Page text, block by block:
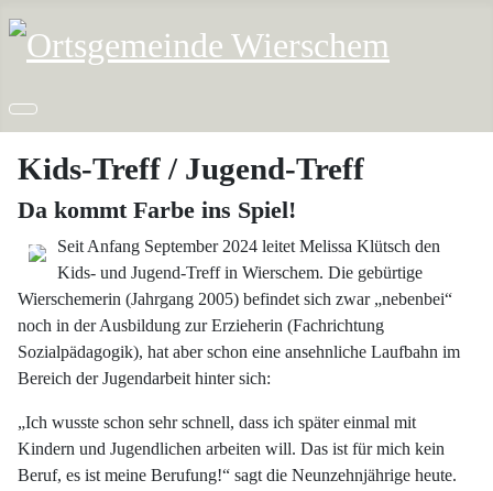
Kids-Treff / Jugend-Treff
Da kommt Farbe ins Spiel!
Seit Anfang September 2024 leitet Melissa Klütsch den
Kids- und Jugend-Treff in Wierschem. Die gebürtige
Wierschemerin (Jahrgang 2005) befindet sich zwar „nebenbei“
noch in der Ausbildung zur Erzieherin (Fachrichtung
Sozialpädagogik), hat aber schon eine ansehnliche Laufbahn im
Bereich der Jugendarbeit hinter sich:
„Ich wusste schon sehr schnell, dass ich später einmal mit
Kindern und Jugendlichen arbeiten will. Das ist für mich kein
Beruf, es ist meine Berufung!“ sagt die Neunzehnjährige heute.